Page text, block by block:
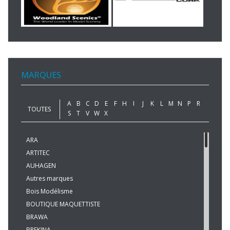
MARQUES
TOUTES
A B C D E F H I J K L M N P
R
S
T V W X
ARA
ARTITEC
AUHAGEN
Autres marques
Bois Modélisme
BOUTIQUE MAQUETTISTE
BRAWA